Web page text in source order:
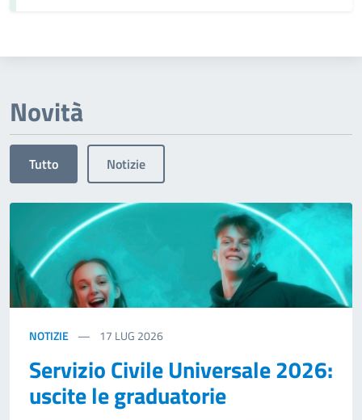
Novità
Tutto Notizie
NOTIZIE 17 LUG 2026
Servizio Civile Universale 2026:
uscite le graduatorie